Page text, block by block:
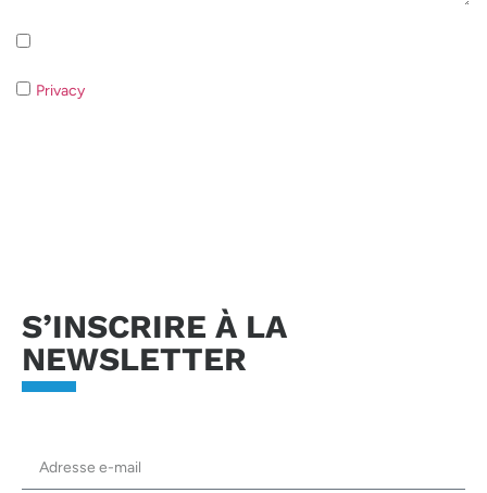
Privacy
S’INSCRIRE À LA
NEWSLETTER